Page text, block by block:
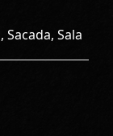
Sala